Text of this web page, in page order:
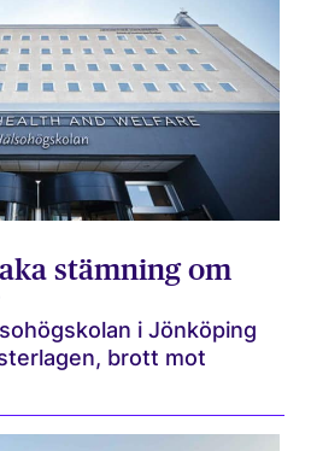
stämning om
i Jönköping
brott mot